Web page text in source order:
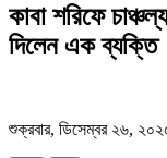
কাবা শরিফে
দিলেন এক ব্যক্তি
শুক্রবার, ডিসেম্বর ২৬,